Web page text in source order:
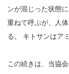
ンが混じった状態
重ねて呼ぶが、人
る。 キトサンはア
この続きは、当協